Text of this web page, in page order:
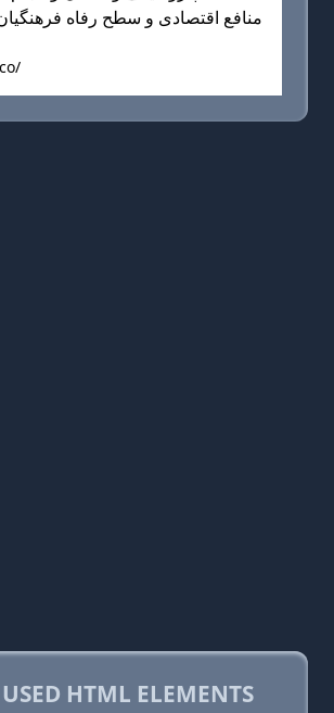
منافع اقتصادی و سطح رفاه
HTML ELEMENTS